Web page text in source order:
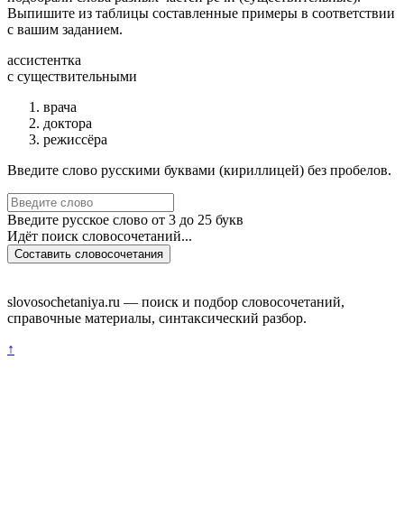
Выпишите из таблицы составленные примеры в соответствии
с вашим заданием.
ассистентка
c существительными
врача
доктора
режиссёра
Введите слово русскими буквами (кириллицей) без пробелов.
Введите русское слово от 3 до 25 букв
Идёт поиск словосочетаний...
Составить словосочетания
slovosochetaniya.ru — поиск и подбор словосочетаний,
справочные материалы, синтаксический разбор.
↑